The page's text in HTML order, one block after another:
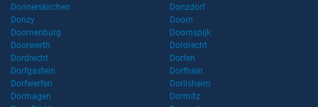
Donnerskirchen
Donzdorf
Donzy
Doorn
Doornenburg
Doornspijk
Doorwerth
Dordrecht
Dordrecht
Dorfen
Dorfgastein
Dorfhain
Dorfwerfen
Dorlisheim
Dormagen
Dormitz